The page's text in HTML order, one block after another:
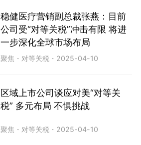
稳健医疗营销副总裁张燕：目前
公司受“对等关税”冲击有限 将进
一步深化全球市场布局
聚焦 ・ 对等关税 ・ 2025-04-10
区域上市公司谈应对美“对等关
税” 多元布局 不惧挑战
聚焦 ・ 对等关税 ・ 2025-04-10